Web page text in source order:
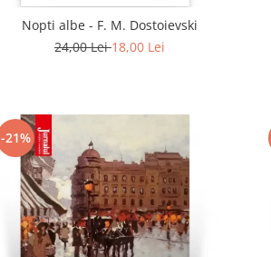
Nopti albe - F. M. Dostoievski
24,00 Lei18,00 Lei
-21%